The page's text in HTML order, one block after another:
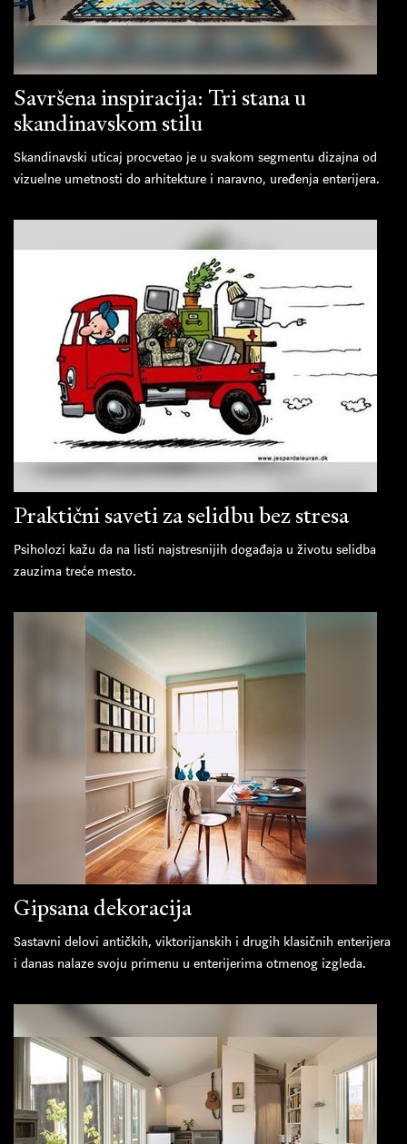
Savršena inspiracija: Tri stana u
skandinavskom stilu
Skandinavski uticaj procvetao je u svakom segmentu dizajna od
vizuelne umetnosti do arhitekture i naravno, uređenja enterijera.
Praktični saveti za selidbu bez stresa
Psiholozi kažu da na listi najstresnijih događaja u životu selidba
zauzima treće mesto.
Gipsana dekoracija
Sastavni delovi antičkih, viktorijanskih i drugih klasičnih enterijera
i danas nalaze svoju primenu u enterijerima otmenog izgleda.